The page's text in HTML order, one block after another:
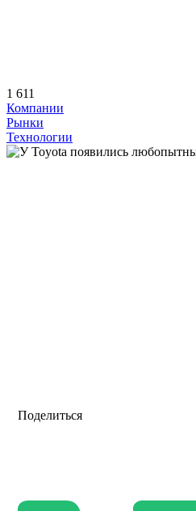
1 611
Компании
Рынки
Технологии
Поделиться